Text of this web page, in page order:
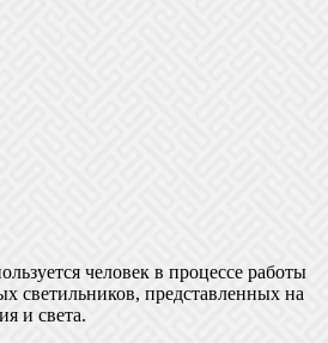
человек в процессе работы
светильников, представленных на
и света.